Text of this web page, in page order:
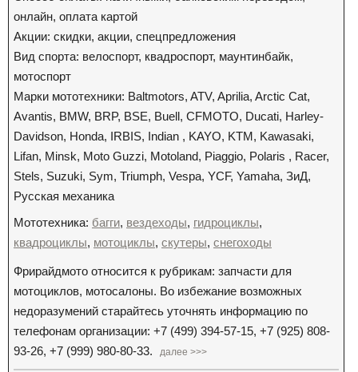
онлайн, оплата картой
Акции: скидки, акции, спецпредложения
Вид спорта: велоспорт, квадроспорт, маунтинбайк,
мотоспорт
Марки мототехники: Baltmotors, ATV, Aprilia, Arctic Cat,
Avantis, BMW, BRP, BSE, Buell, CFMOTO, Ducati, Harley-
Davidson, Honda, IRBIS, Indian , KAYO, KTM, Kawasaki,
Lifan, Minsk, Moto Guzzi, Motoland, Piaggio, Polaris , Racer,
Stels, Suzuki, Sym, Triumph, Vespa, YCF, Yamaha, ЗиД,
Русская механика
Мототехника: багги, вездеходы, гидроциклы,
квадроциклы, мотоциклы, скутеры, снегоходы
Фрирайдмото относится к рубрикам: запчасти для
мотоциклов, мотосалоны. Во избежание возможных
недоразумений старайтесь уточнять информацию по
телефонам организации: +7 (499) 394-57-15, +7 (925) 808-
93-26, +7 (999) 980-80-33.
далее >>>